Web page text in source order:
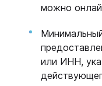
можно
или ИНН,